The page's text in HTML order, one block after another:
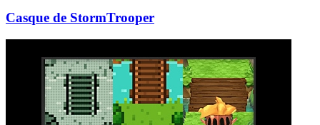
Casque de StormTrooper